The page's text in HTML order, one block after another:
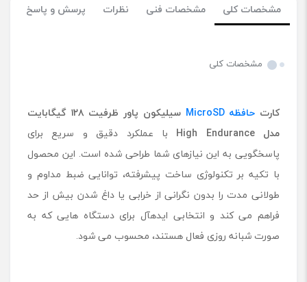
مشخصات کلی مشخصات فنی نظرات پرسش و پاسخ
مشخصات کلی
کارت حافظهMicroSD سیلیکون پاور ظرفیت ۱۲۸ گیگابایت
مدلHigh Endurance با عملکرد دقیق و سریع برای
پاسخگویی به این نیازهای شما طراحی شده است. این محصول
با تکیه بر تکنولوژی ساخت پیشرفته، توانایی ضبط مداوم و
طولانی مدت را بدون نگرانی از خرابی یا داغ شدن بیش از حد
فراهم می کند و انتخابی ایدهآل برای دستگاه هایی که به
صورت شبانه روزی فعال هستند، محسوب می شود.